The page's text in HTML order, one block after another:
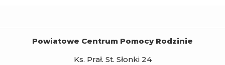
Powiatowe Centrum Pomocy Rodzinie
Ks. Prał. St. Słonki 24